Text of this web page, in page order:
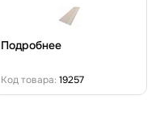
Подробнее
Код товара: 19257